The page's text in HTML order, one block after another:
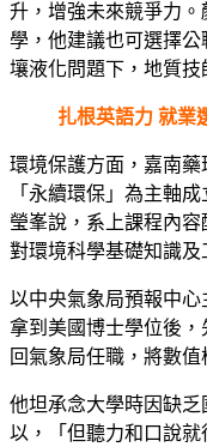
升，增強未來競爭力
學，他建議也可選擇
壤液化問題下，地質技
扎根英語力 就業
環境保護方面，嘉南
「永續環保」為主軸
瑩峯說，系上課程內
對環境科學基礎知識及
以中央氣象局預報中心
拿到美國博士學位後
回氣象局任職，將數
他坦承念大學時因缺
以，「但聽力和口說